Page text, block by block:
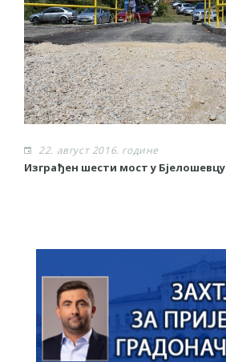
22. август 2016. године
Изграђен шести мост у Бјелошевцу